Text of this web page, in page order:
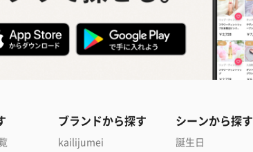
ブランドから探す
kailijumei
シーンから探す
誕生日